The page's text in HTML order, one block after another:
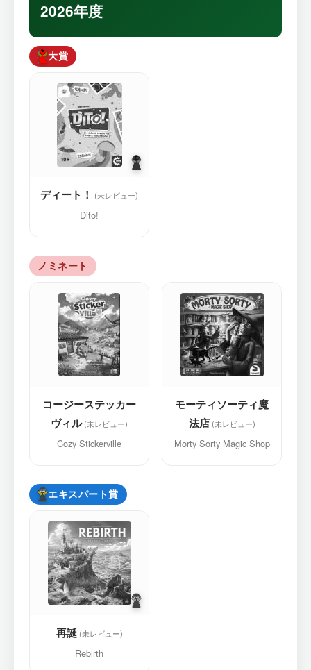
2026年度
大賞
ディート！
Dito!
ノミネート
コージーステッカー
ヴィル
Cozy Stickerville
モーティソーティ魔
法店
Morty Sorty Magic Shop
エキスパート賞
再誕
Rebirth